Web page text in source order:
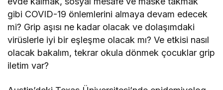
gibi COVID-19 önlemlerini almaya devam edecek
mi? Grip aşısı ne kadar olacak ve dolaşımdaki
virüslerle iyi bir eşleşme olacak mı? Ve etkisi nasıl
olacak bakalım, tekrar okula dönmek çocuklar grip
iletim var?